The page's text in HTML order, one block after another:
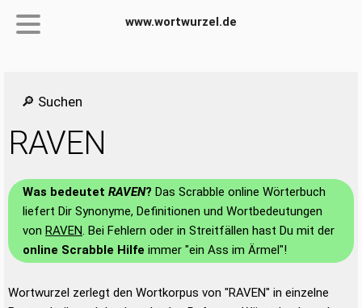
www.wortwurzel.de
🔎 Suchen
RAVEN
Was bedeutet RAVEN? Das Scrabble online Wörterbuch
liefert Dir Synonyme, Definitionen und Wortbedeutungen
von RAVEN. Bei Fehlern oder in Streitfällen hast Du mit der
online Scrabble Hilfe immer "ein Ass im Ärmel"!
Wortwurzel zerlegt den Wortkorpus von "RAVEN" in einzelne